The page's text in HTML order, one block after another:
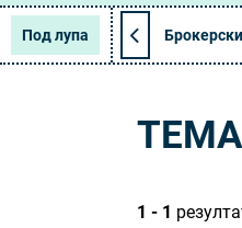
Под лупа
1 - 1